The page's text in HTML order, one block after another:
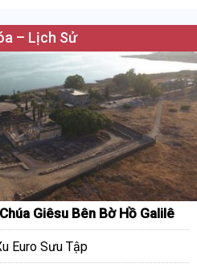
– Lịch Sử
Giêsu Bên Bờ Hồ Galilê
Euro Sưu Tập